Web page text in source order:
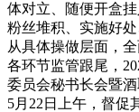
体对立、随便开盒
粉丝堆积、实施好
从具体操做层面，
各环节监管跟尾，
委员会秘书长会暨
5月22日上午，督促